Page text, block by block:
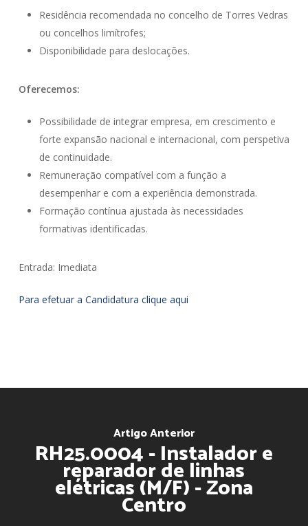
Residência recomendada no concelho de Torres Vedras
ou concelhos limítrofes;
Disponibilidade para deslocações.
Oferecemos:
Possibilidade de integrar empresa, em crescimento e
forte expansão nacional e internacional, com perspetiva
de continuidade.
Remuneração compatível com a função a
desempenhar e com a experiência demonstrada.
Formação contínua ajustada às necessidades
formativas identificadas.
Entrada: Imediata
Para efetuar a Candidatura clique aqui
Artigo Anterior
RH25.0004 - Instalador e
reparador de linhas
elétricas (M/F) - Zona
Centro